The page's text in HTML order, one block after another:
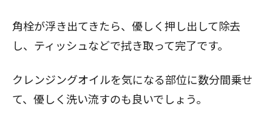
角栓が浮き出てきたら、優しく押し出して除去
し、ティッシュなどで拭き取って完了です。
クレンジングオイルを気になる部位に数分間乗せ
て、優しく洗い流すのも良いでしょう。